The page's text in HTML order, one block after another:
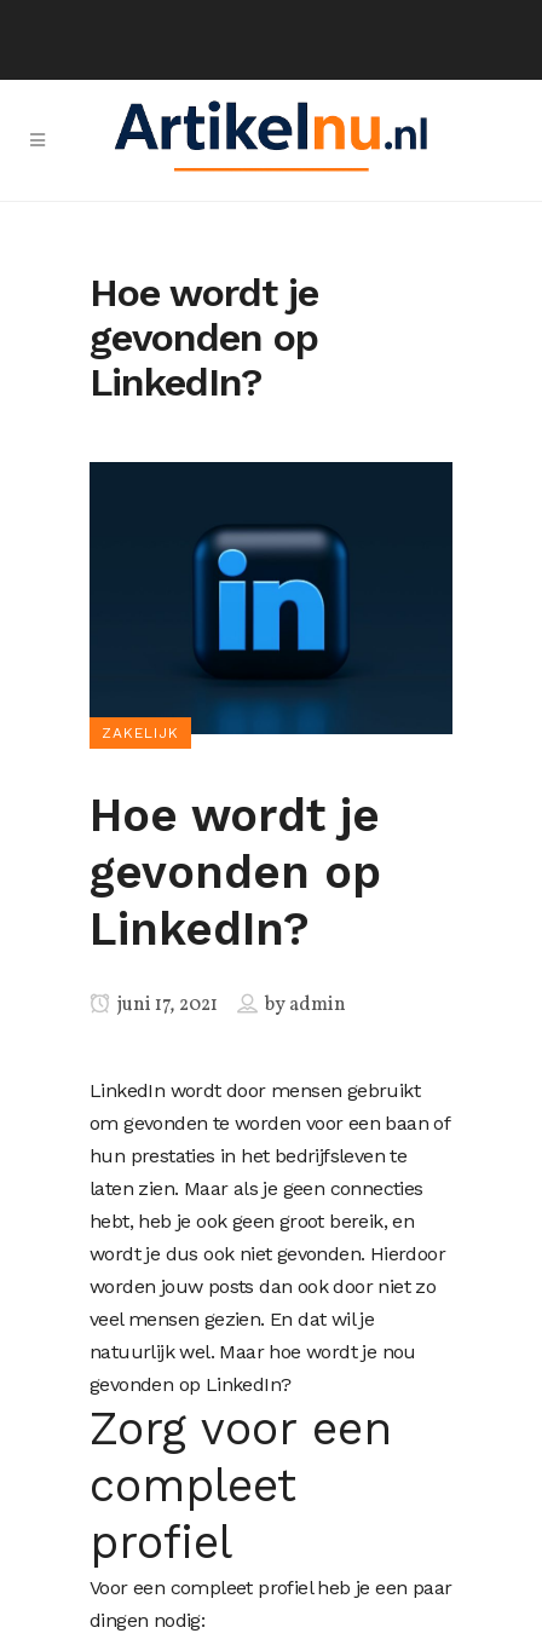
Hoe wordt je
gevonden op
LinkedIn?
ZAKELIJK
Hoe wordt je
gevonden op
LinkedIn?
juni 17, 2021 byadmin
LinkedIn wordt door mensen gebruikt
om gevonden te worden voor een baan of
hun prestaties in het bedrijfsleven te
laten zien. Maar als je geen connecties
hebt, heb je ook geen groot bereik, en
wordt je dus ook niet gevonden. Hierdoor
worden jouw posts dan ook door niet zo
veel mensen gezien. En dat wil je
natuurlijk wel. Maar hoe wordt je nou
gevonden op LinkedIn?
Zorg voor een
compleet
profiel
Voor een compleet profiel heb je een paar
dingen nodig: